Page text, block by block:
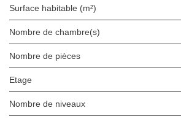
Surface habitable (m²)
Nombre de chambre(s)
Nombre de pièces
Etage
Nombre de niveaux